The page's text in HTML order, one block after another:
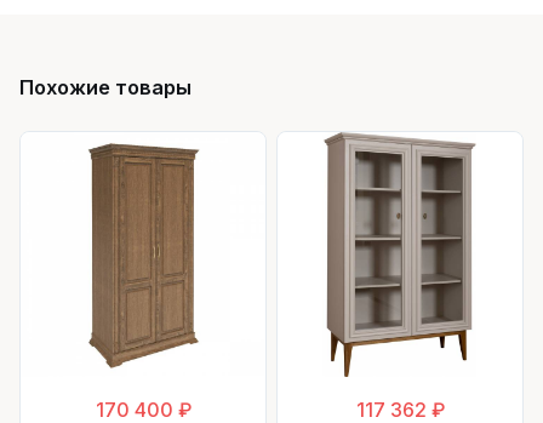
Похожие товары
170 400 ₽ 117 362 ₽